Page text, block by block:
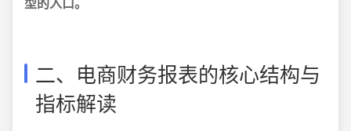
二、电商财务报表的核心结构与
指标解读